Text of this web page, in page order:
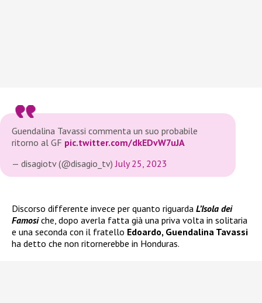
Guendalina Tavassi commenta un suo probabile
ritorno al GF pic.twitter.com/dkEDvW7uJA
— disagiotv (@disagio_tv) July 25, 2023
Discorso differente invece per quanto riguarda L’Isola dei
Famosiche, dopo averla fatta già una priva volta in solitaria
e una seconda con il fratello Edoardo, Guendalina Tavassi
ha detto che non ritornerebbe in Honduras.